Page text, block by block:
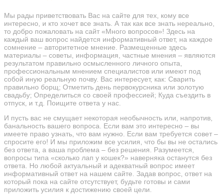
Мы рады приветствовать Вас на сайте для тех, кому все
интересно, и кто хочет все знать. А так как все знать нереально,
то добро пожаловать на сайт «Много вопросов»! Здесь на
каждый ваш вопрос найдется информативный ответ, на каждое
сомнение – авторитетное мнение. Размещенные здесь
материалы – советы, информация, частные мнения – являются
результатом правильно осмысленного личного опыта,
профессиональным мнением специалистов или имеют под
собой иную реальную почву. Вас интересует, как: Сварить
правильно борщ; Отметить день первокурсника или золотую
свадьбу; Определиться со своей профессией; Куда съездить в
отпуск, и т.д. Поищите ответа у нас.
И пусть вас не смущает некоторая необычность или, напротив,
банальность вашего вопроса. Если вам это интересно – вы
имеете право узнать, что вам нужно. Если вам требуется совет –
спросите его! И мы приложим все усилия, что бы вы не остались
без ответа, а ваша проблема – без решения. Разумеется,
вопросы типа «сколько лап у кошек?» наверняка останутся без
ответа. Но любой актуальный и адекватный вопрос имеет
информативный ответ на нашем сайте. Задав вопрос, ответ на
который пока на сайте отсутствует, будьте готовы и сами
приложить усилия к достижению своей цели.